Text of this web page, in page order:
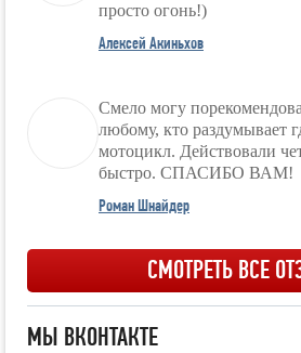
просто огонь!)
Алексей Акиньхов
Смело могу
любому, кто раздумывает
мотоцикл. Действовали
быстро. СПАСИБО ВАМ!
Роман Шнайдер
СМОТРЕТЬ ВСЕ
МЫ ВКОНТАКТЕ